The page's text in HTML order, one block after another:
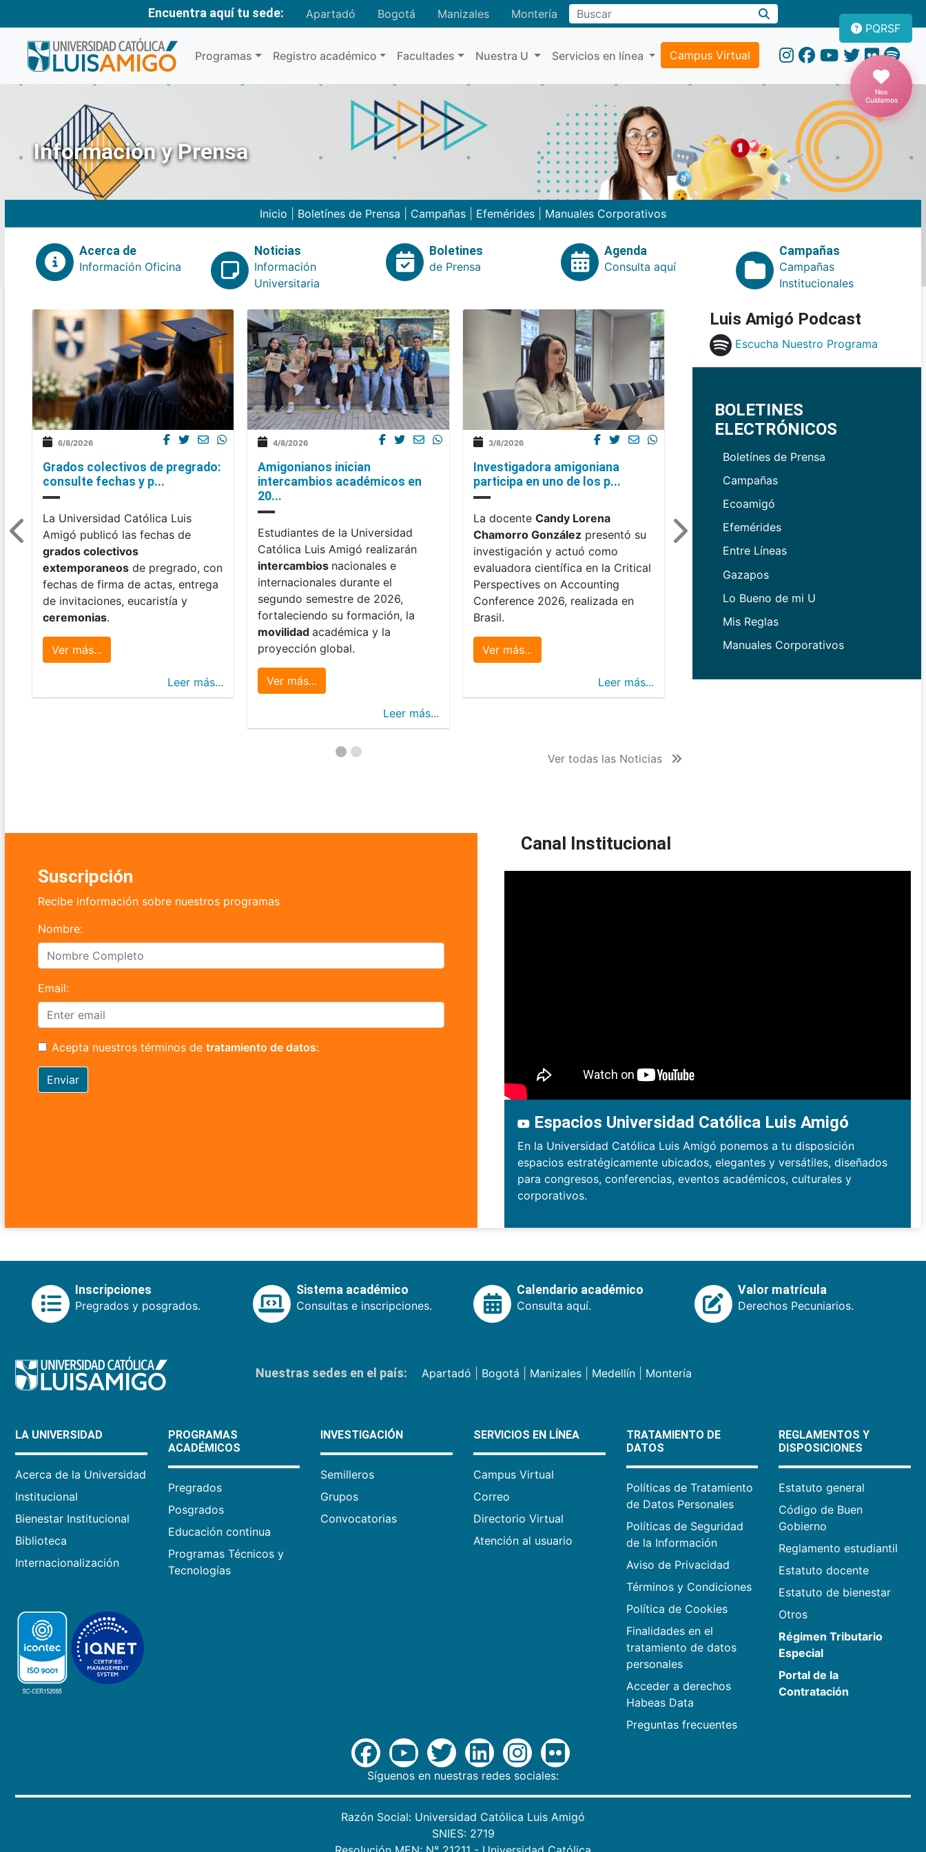
Encuentra aquí tu sede: Apartadó Bogotá Manizales MonteríaBuscar
Programas Registro académico Facultades Nuestra U Servicios en línea Campus Virtual
PQRSF
Nos
Cuidamos
Información y Prensa
Inicio Boletínes de Prensa Campañas Efemérides Manuales Corporativos
Acerca de
Información Oficina
Noticias
Información
Universitaria
Boletines
de Prensa
Agenda
Consulta aquí
Campañas
Campañas
Institucionales
6/8/2026
Grados colectivos de pregrado:
consulte fechas y p...
La Universidad Católica Luis
Amigó publicó las fechas de
grados colectivos
extemporaneos de pregrado, con
fechas de firma de actas, entrega
de invitaciones, eucaristía y
ceremonias.
Ver más...
Leer más...
4/8/2026
Amigonianos inician
intercambios académicos en
20...
Estudiantes de la Universidad
Católica Luis Amigó realizarán
intercambios nacionales e
internacionales durante el
segundo semestre de 2026,
fortaleciendo su formación, la
movilidadacadémica y la
proyección global.
Ver más...
Leer más...
3/8/2026
Investigadora amigoniana
participa en uno de los p...
La docente Candy Lorena
Chamorro Gonzálezpresentó su
investigación y actuó como
evaluadora científica en la Critical
Perspectives on Accounting
Conference 2026, realizada en
Brasil.
Ver más...
Leer más...
Ver todas las Noticias
Luis Amigó Podcast
Escucha Nuestro Programa
BOLETINES
ELECTRÓNICOS
Boletínes de Prensa
Campañas
Ecoamigó
Efemérides
Entre Líneas
Gazapos
Lo Bueno de mi U
Mis Reglas
Manuales Corporativos
Suscripción
Recibe información sobre nuestros programas
Nombre:
Email:
Acepta nuestros términos de tratamiento de datos:
Enviar
Canal Institucional
Espacios Universidad Católica Luis Amigó
En la Universidad Católica Luis Amigó ponemos a tu disposición
espacios estratégicamente ubicados, elegantes y versátiles, diseñados
para congresos, conferencias, eventos académicos, culturales y
corporativos.
Inscripciones
Pregrados y posgrados.
Sistema académico
Consultas e inscripciones.
Calendario académico
Consulta aquí.
Valor matrícula
Derechos Pecuniarios.
Nuestras sedes en el país: Apartadó Bogotá Manizales| Medellín| Montería
LA UNIVERSIDAD
Acerca de la Universidad
Institucional
Bienestar Institucional
Biblioteca
Internacionalización
PROGRAMAS
ACADÉMICOS
Pregrados
Posgrados
Educación continua
Programas Técnicos y
Tecnologías
INVESTIGACIÓN
Semilleros
Grupos
Convocatorias
SERVICIOS EN LÍNEA
Campus Virtual
Correo
Directorio Virtual
Atención al usuario
TRATAMIENTO DE
DATOS
Políticas de Tratamiento
de Datos Personales
Políticas de Seguridad
de la Información
Aviso de Privacidad
Términos y Condiciones
Política de Cookies
Finalidades en el
tratamiento de datos
personales
Acceder a derechos
Habeas Data
Preguntas frecuentes
REGLAMENTOS Y
DISPOSICIONES
Estatuto general
Código de Buen
Gobierno
Reglamento estudiantil
Estatuto docente
Estatuto de bienestar
Otros
Régimen Tributario
Especial
Portal de la
Contratación
Síguenos en nuestras redes sociales:
Razón Social: Universidad Católica Luis Amigó
SNIES: 2719